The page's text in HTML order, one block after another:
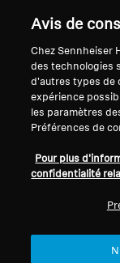
Support
Mentions légales
Politique de
Conditions
Politique de
Avis de
Chez Sennheiser
des technologies
d'autres types de
expérience
les paramètres
Préférences de
Pour plus
confidentialité